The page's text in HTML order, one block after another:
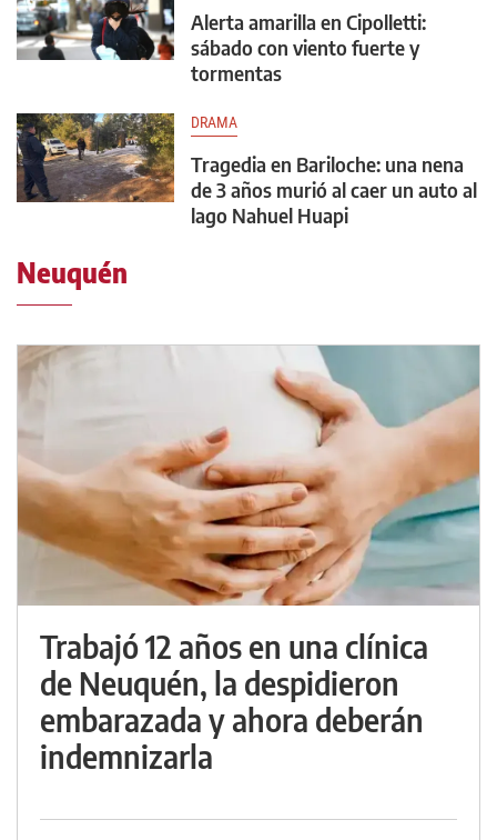
Alerta amarilla en Cipolletti:
sábado con viento fuerte y
tormentas
DRAMA
Tragedia en Bariloche: una nena
de 3 años murió al caer un auto al
lago Nahuel Huapi
Neuquén
Trabajó 12 años en una clínica
de Neuquén, la despidieron
embarazada y ahora deberán
indemnizarla